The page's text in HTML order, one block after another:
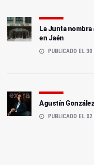
La Junta
en Jaén
PUBLICADO EL
Agustín
PUBLICADO EL